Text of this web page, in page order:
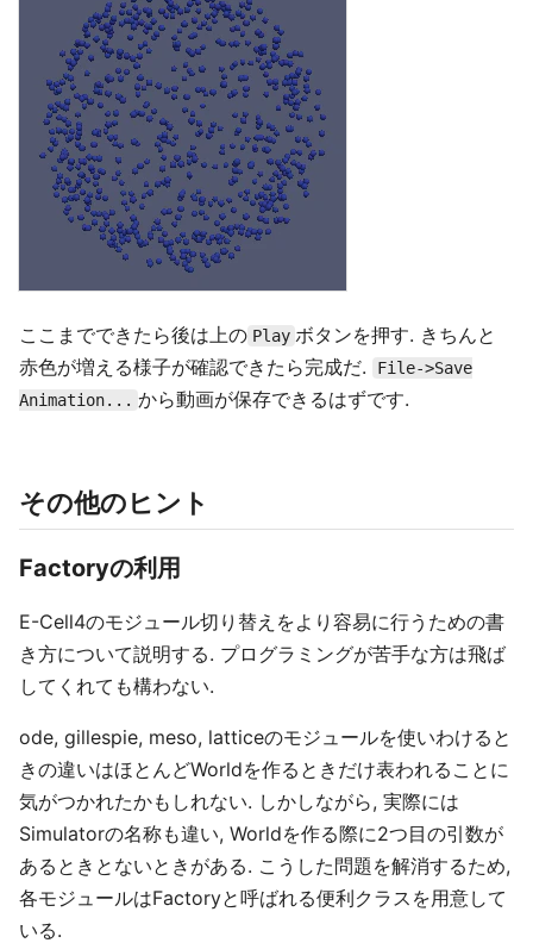
ここまでできたら後は上の Play ボタンを押す. きちんと
赤色が増える様子が確認できたら完成だ.
File->Save
Animation... から動画が保存できるはずです.
その他のヒント
Factoryの利用
E-Cell4のモジュール切り替えをより容易に行うための書
き方について説明する. プログラミングが苦手な方は飛ば
してくれても構わない.
ode, gillespie, meso, latticeのモジュールを使いわけると
きの違いはほとんどWorldを作るときだけ表われることに
気がつかれたかもしれない. しかしながら, 実際には
Simulatorの名称も違い, Worldを作る際に2つ目の引数が
あるときとないときがある. こうした問題を解消するため,
各モジュールはFactoryと呼ばれる便利クラスを用意して
いる.